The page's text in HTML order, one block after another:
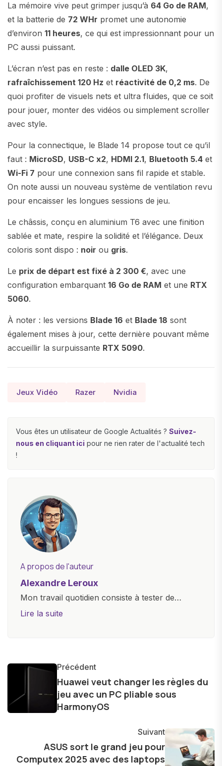
La mémoire vive peut grimper jusqu’à 64 Go de RAM,
et la batterie de 72 WHr promet une autonomie
d’environ 11 heures, ce qui est impressionnant pour un
PC aussi puissant.
L’écran n’est pas en reste : dalle OLED 3K,
rafraîchissement 120 Hz et réactivité de 0,2 ms. De
quoi profiter de visuels nets et ultra fluides, que ce soit
pour jouer, monter des vidéos ou simplement scroller
avec style.
Pour la connectique, le Blade 14 propose tout ce qu’il
faut : MicroSD, USB-C x2, HDMI 2.1, Bluetooth 5.4 et
Wi-Fi 7 pour une connexion sans fil rapide et stable.
On note aussi un nouveau système de ventilation revu
pour encaisser les longues sessions de jeu.
Le châssis, conçu en aluminium T6 avec une finition
sablée et mate, respire la solidité et l’élégance. Deux
coloris sont dispo : noir ou gris.
Le prix de départ est fixé à 2 300 €, avec une
configuration embarquant 16 Go de RAM et une RTX
5060.
À noter : les versions Blade 16 et Blade 18 sont
également mises à jour, cette dernière pouvant même
accueillir la surpuissante RTX 5090.
Jeux Vidéo Razer Nvidia
Vous êtes un utilisateur de Google Actualités ? Suivez-
nous en cliquant ici pour ne rien rater de l'actualité tech
!
A propos de l'auteur
Alexandre Leroux
Mon travail quotidien consiste à tester de
nouveaux appareils, à rédiger des critiques
informations précises et pertinentes pour aider
les consommateurs à comprendre et à naviguer
dans le paysage technologique en constante
évolution.
Lire la suite
Précédent
Huawei veut changer les règles du
jeu avec un PC pliable sous
HarmonyOS
Suivant
ASUS sort le grand jeu pour
Computex 2025 avec des laptops